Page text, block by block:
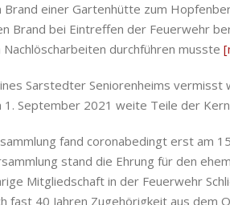
Brand einer Gartenhütte zum
Brand bei Eintreffen der Feuerwehr
durchführen musste
Sarstedter Seniorenheims vermisst
1. September 2021 weite Teile der
fand coronabedingt erst am
stand die Ehrung für den
Mitgliedschaft in der Feuerwehr
fast 40 Jahren Zugehörigkeit aus dem